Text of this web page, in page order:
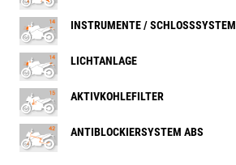
INSTRUMENTE / SCHLOSSSYSTEM
LICHTANLAGE
AKTIVKOHLEFILTER
ANTIBLOCKIERSYSTEM ABS